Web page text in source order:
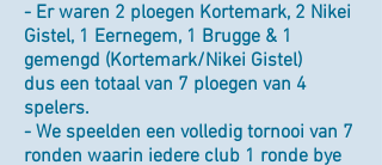
- Er waren 2 ploegen Kortemark, 2 Nikei
Gistel, 1 Eernegem, 1 Brugge & 1
gemengd (Kortemark/Nikei Gistel)
dus een totaal van 7 ploegen van 4
spelers.
- We speelden een volledig tornooi van 7
ronden waarin iedere club 1 ronde bye